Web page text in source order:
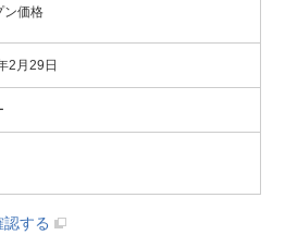
ン価格
2月29日
する